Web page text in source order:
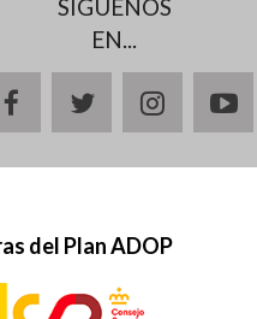
SÍGUENOS
EN...
facebooktwitter
del Plan ADOP